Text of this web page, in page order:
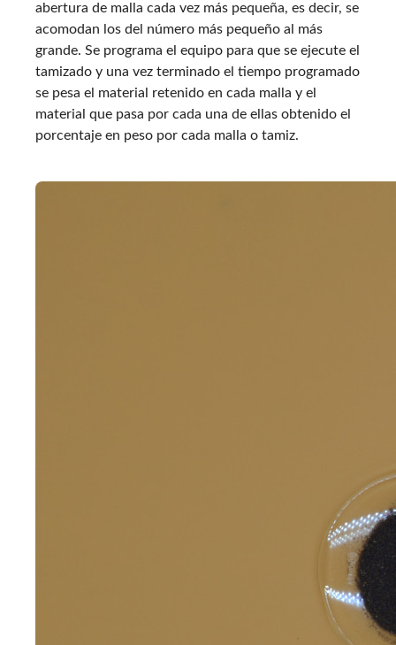
abertura de malla cada vez más pequeña, es decir, se
acomodan los del número más pequeño al más
grande. Se programa el equipo para que se ejecute el
tamizado y una vez terminado el tiempo programado
se pesa el material retenido en cada malla y el
material que pasa por cada una de ellas obtenido el
porcentaje en peso por cada malla o tamiz.